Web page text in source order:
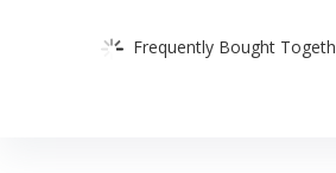
Frequently Bought